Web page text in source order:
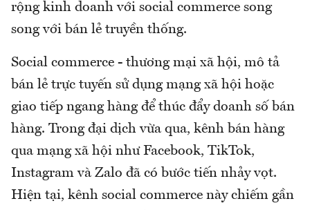
rộng kinh doanh với social commerce song
song với bán lẻ truyền thống.
Social commerce - thương mại xã hội, mô tả
bán lẻ trực tuyến sử dụng mạng xã hội hoặc
giao tiếp ngang hàng để thúc đẩy doanh số bán
hàng. Trong đại dịch vừa qua, kênh bán hàng
qua mạng xã hội như Facebook, TikTok,
Instagram và Zalo đã có bước tiến nhảy vọt.
Hiện tại, kênh social commerce này chiếm gần